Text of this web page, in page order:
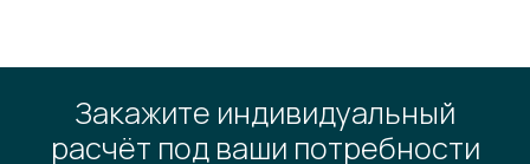
Закажите индивидуальный
расчёт под ваши потребности